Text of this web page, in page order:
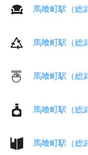
馬喰町駅（総
馬喰町駅（総
馬喰町駅（総
馬喰町駅（総
馬喰町駅（総